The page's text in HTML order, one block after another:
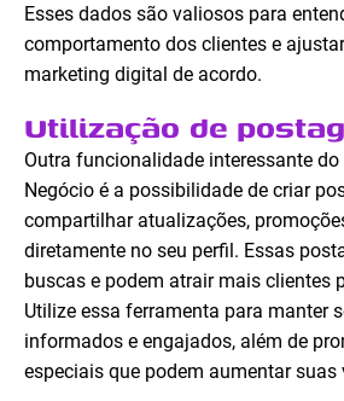
Esses dados são valiosos para
comportamento dos clientes e
marketing digital de acordo.
Utilização de
Outra funcionalidade interessante do
Negócio é a possibilidade de criar
compartilhar atualizações,
diretamente no seu perfil. Essas
buscas e podem atrair mais clientes
Utilize essa ferramenta para manter
informados e engajados, além de
especiais que podem aumentar suas